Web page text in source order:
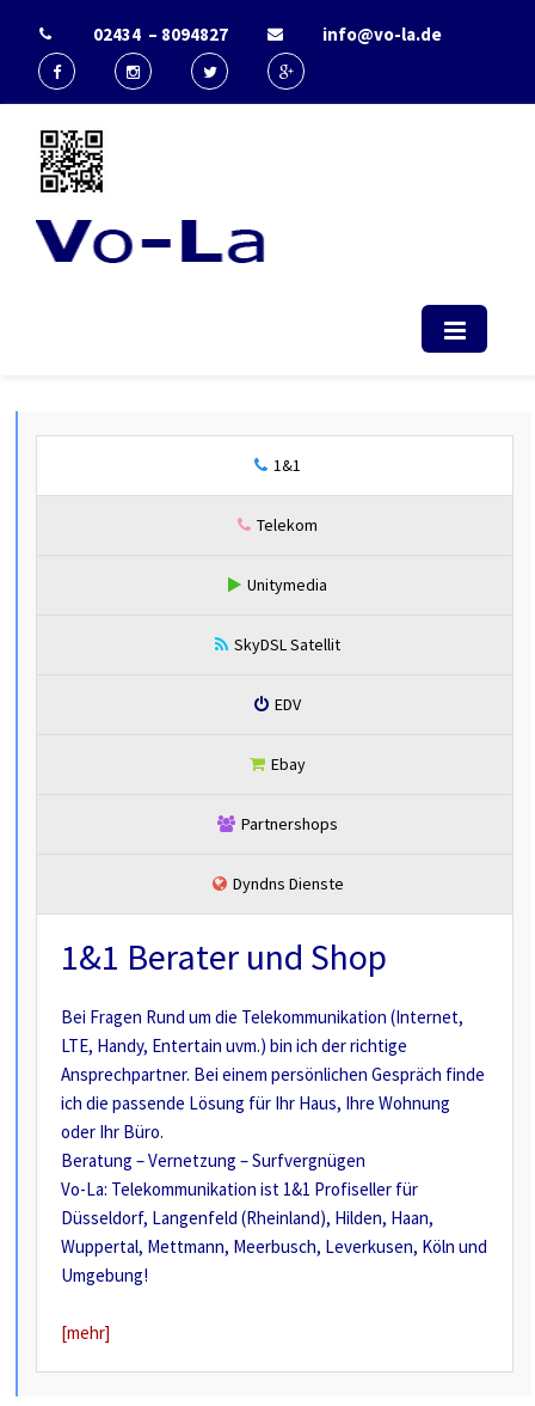
02434 – 8094827 info@vo-la.de
1&1
Telekom
Unitymedia
SkyDSL Satellit
EDV
Ebay
Partnershops
Dyndns Dienste
1&1 Berater und Shop
Bei Fragen Rund um die Telekommunikation (Internet,
LTE, Handy, Entertain uvm.) bin ich der richtige
Ansprechpartner. Bei einem persönlichen Gespräch finde
ich die passende Lösung für Ihr Haus, Ihre Wohnung
oder Ihr Büro.
Beratung – Vernetzung – Surfvergnügen
Vo-La: Telekommunikation ist 1&1 Profiseller für
Düsseldorf, Langenfeld (Rheinland), Hilden, Haan,
Wuppertal, Mettmann, Meerbusch, Leverkusen, Köln und
Umgebung!
[mehr]